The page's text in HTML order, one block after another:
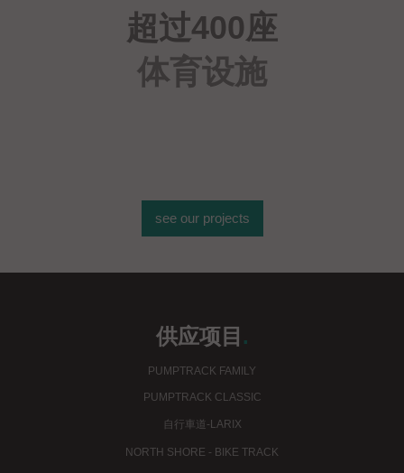
超过400座
体育设施
see our projects
供应项目 .
PUMPTRACK FAMILY
PUMPTRACK CLASSIC
自行車道-LARIX
NORTH SHORE - BIKE TRACK